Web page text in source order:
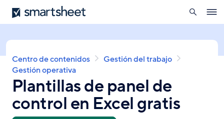
Pasar
al
principal
Smartsheet
búsqueda
Sobrescribir
enlaces
de
ayuda
a
la
Centro de contenidos
Gestión del trabajo
Gestión operativa
Plantillas de panel de
control en Excel gratis